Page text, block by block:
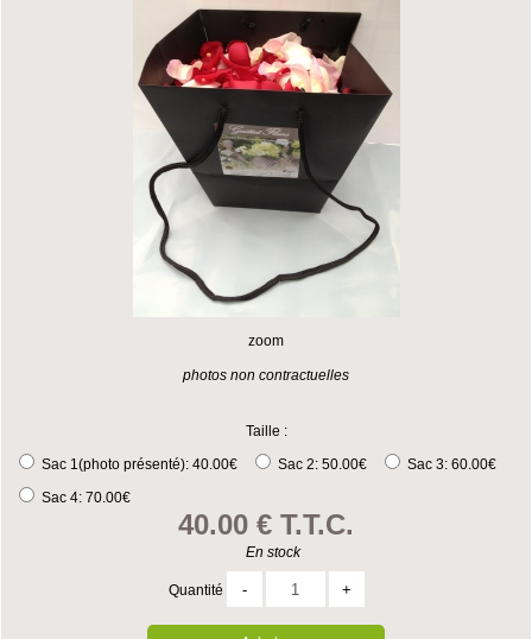
zoom
photos non contractuelles
Taille :
Sac 1(photo présenté): 40.00€ Sac 2: 50.00€ Sac 3: 60.00€
Sac 4: 70.00€
40.00 € T.T.C.
En stock
Quantité